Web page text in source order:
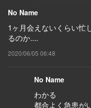
No Name
1ヶ月会えないくらい忙
るのか....
2020/06/05 06:48
No Name
わかる
都合よく急患が